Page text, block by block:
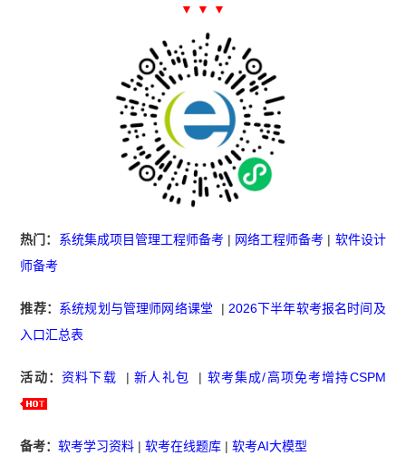
▼ ▼ ▼
热门： 系统集成项目管理工程师备考 | 网络工程师备考 | 软件设计
师备考
推荐： 系统规划与管理师网络课堂 | 2026下半年软考报名时间及
入口汇总表
活动： 资料下载 |新人礼包 | 软考集成/高项免考增持CSPM
备考：软考学习资料 |软考在线题库 |软考AI大模型